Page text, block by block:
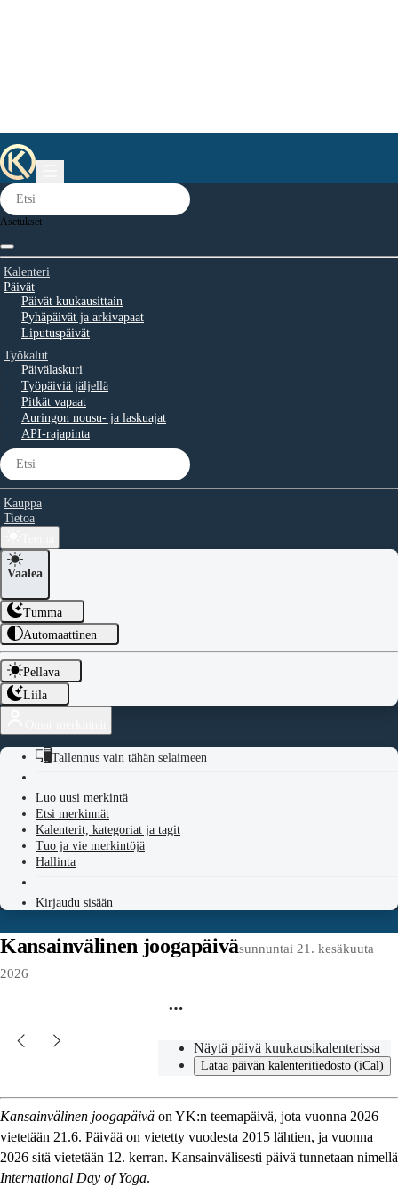
Asetukset
Kalenteri
Päivät
Päivät kuukausittain
Pyhäpäivät ja arkivapaat
Liputuspäivät
Työkalut
Päivälaskuri
Työpäiviä jäljellä
Pitkät vapaat
Auringon nousu- ja laskuajat
API-rajapinta
Kauppa
Tietoa
Vaalea
Tumma
Automaattinen
Pellava
Liila
Tallennus vain tähän selaimeen
Luo uusi merkintä
Etsi merkinnät
Kalenterit, kategoriat ja tagit
Tuo ja vie merkintöjä
Hallinta
Kirjaudu sisään
Kansainvälinen joogapäiväsunnuntai 21. kesäkuuta
2026
Näytä päivä kuukausikalenterissa
Lataa päivän kalenteritiedosto (iCal)
Kansainvälinen joogapäivä on YK:n teemapäivä, jota vuonna 2026
vietetään 21.6. Päivää on vietetty vuodesta 2015 lähtien, ja vuonna
2026 sitä vietetään 12. kerran. Kansainvälisesti päivä tunnetaan nimellä
International Day of Yoga.